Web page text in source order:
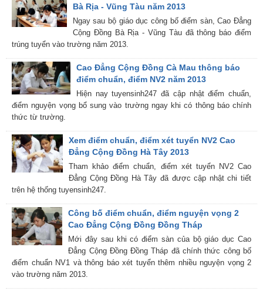
Bà Rịa - Vũng Tàu năm 2013
Ngay sau bộ giáo dục công bố điểm sàn, Cao Đẳng
Cộng Đồng Bà Rịa - Vũng Tàu đã thông báo điểm
trúng tuyển vào trường năm 2013.
Cao Đẳng Cộng Đồng Cà Mau thông báo
điểm chuẩn, điểm NV2 năm 2013
Hiện nay tuyensinh247 đã cập nhật điểm chuẩn,
điểm nguyện vọng bổ sung vào trường ngay khi có thông báo chính
thức từ trường.
Xem điểm chuẩn, điểm xét tuyển NV2 Cao
Đẳng Cộng Đồng Hà Tây 2013
Tham khảo điểm chuẩn, điểm xét tuyển NV2 Cao
Đẳng Cộng Đồng Hà Tây đã được cập nhật chi tiết
trên hệ thống tuyensinh247.
Công bố điểm chuẩn, điểm nguyện vọng 2
Cao Đẳng Cộng Đồng Đồng Tháp
Mới đây sau khi có điểm sàn của bộ giáo dục Cao
Đẳng Cộng Đồng Đồng Tháp đã chính thức công bố
điểm chuẩn NV1 và thông báo xét tuyển thêm nhiều nguyện vọng 2
vào trường năm 2013.